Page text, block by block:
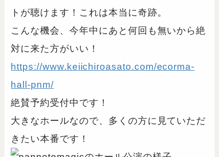
トが聴けます！これは本当に奇跡。
こんな機会、今年中にあと何回も無いから絶
対に来た方がいい！
https://www.keiichiroasato.com/ecorma-
hall-pnm/
絶賛予約受付中です！
大きなホールなので、多くの方に見ていただ
きたい本番です！